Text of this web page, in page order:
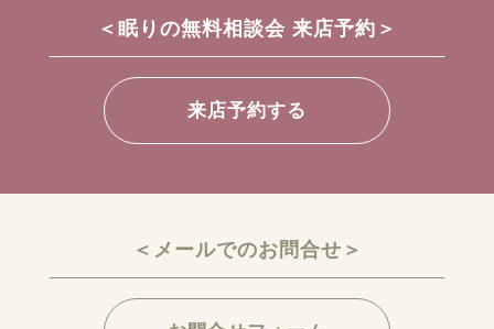
＜眠りの無料相談会 来店予約＞
来店予約する
＜メールでのお問合せ＞